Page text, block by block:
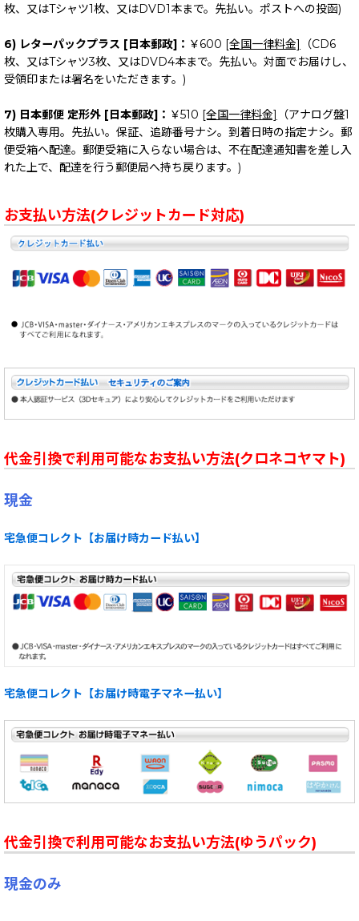
枚、又はTシャツ1枚、又はDVD1本まで。先払い。ポストへの投函)
6) レターパックプラス [日本郵政]： ￥600 [全国一律料金]
（CD6
枚、又はTシャツ3枚、又はDVD4本まで。先払い。対面でお届けし、
受領印または署名をいただきます。)
7) 日本郵便 定形外 [日本郵政]： ￥510 [全国一律料金]
（アナログ盤1
枚購入専用。先払い。保証、追跡番号ナシ。到着日時の指定ナシ。郵
便受箱へ配達。郵便受箱に入らない場合は、不在配達通知書を差し入
れた上で、配達を行う郵便局へ持ち戻ります。)
お支払い方法(クレジットカード対応)
代金引換で利用可能なお支払い方法(クロネコヤマト)
現金
宅急便コレクト【お届け時カード払い】
宅急便コレクト【お届け時電子マネー払い】
代金引換で利用可能なお支払い方法(ゆうパック)
現金のみ